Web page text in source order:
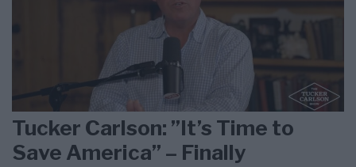
Tucker Carlson: ”It’s Time to
Save America” – Finally